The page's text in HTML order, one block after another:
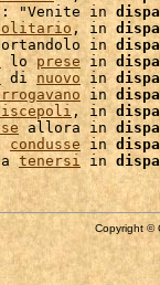
"Venite in
, in
in
lo prese in
di nuovo in
in
, in
allora in
condusse in
tenersi in
Copyright ©